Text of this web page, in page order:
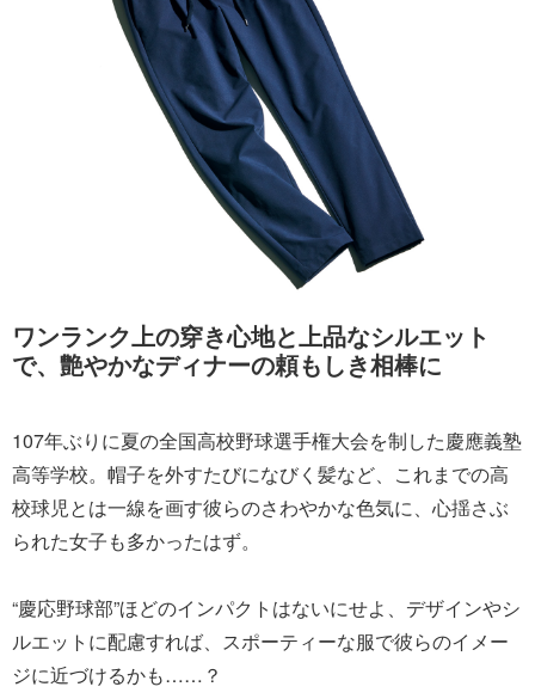
ワンランク上の穿き心地と上品なシルエット
で、艶やかなディナーの頼もしき相棒に
107年ぶりに夏の全国高校野球選手権大会を制した慶應義塾
高等学校。帽子を外すたびになびく髪など、これまでの高
校球児とは一線を画す彼らのさわやかな色気に、心揺さぶ
られた女子も多かったはず。
“慶応野球部”ほどのインパクトはないにせよ、デザインやシ
ルエットに配慮すれば、スポーティーな服で彼らのイメー
ジに近づけるかも……？